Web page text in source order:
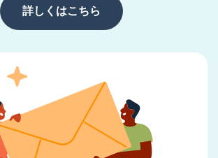
詳しくはこちら